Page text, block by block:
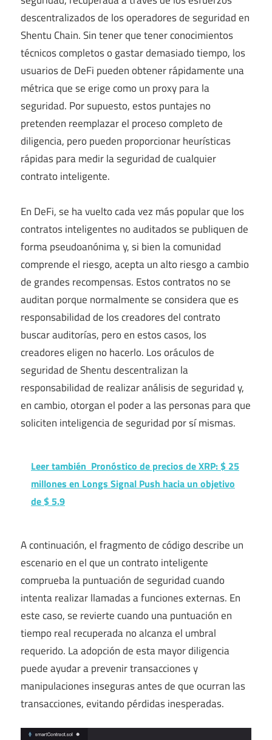
descentralizados de los operadores de seguridad en
Shentu Chain. Sin tener que tener conocimientos
técnicos completos o gastar demasiado tiempo, los
usuarios de DeFi pueden obtener rápidamente una
métrica que se erige como un proxy para la
seguridad. Por supuesto, estos puntajes no
pretenden reemplazar el proceso completo de
diligencia, pero pueden proporcionar heurísticas
rápidas para medir la seguridad de cualquier
contrato inteligente.
En DeFi, se ha vuelto cada vez más popular que los
contratos inteligentes no auditados se publiquen de
forma pseudoanónima y, si bien la comunidad
comprende el riesgo, acepta un alto riesgo a cambio
de grandes recompensas. Estos contratos no se
auditan porque normalmente se considera que es
responsabilidad de los creadores del contrato
buscar auditorías, pero en estos casos, los
creadores eligen no hacerlo. Los oráculos de
seguridad de Shentu descentralizan la
responsabilidad de realizar análisis de seguridad y,
en cambio, otorgan el poder a las personas para que
soliciten inteligencia de seguridad por sí mismas.
Leer también Pronóstico de precios de XRP: $ 25
millones en Longs Signal Push hacia un objetivo
de $ 5.9
A continuación, el fragmento de código describe un
escenario en el que un contrato inteligente
comprueba la puntuación de seguridad cuando
intenta realizar llamadas a funciones externas. En
este caso, se revierte cuando una puntuación en
tiempo real recuperada no alcanza el umbral
requerido. La adopción de esta mayor diligencia
puede ayudar a prevenir transacciones y
manipulaciones inseguras antes de que ocurran las
transacciones, evitando pérdidas inesperadas.